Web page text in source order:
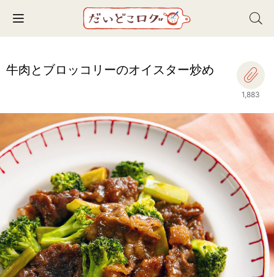
Toggle navigation
牛肉とブロッコリーのオイスター炒め
1,883